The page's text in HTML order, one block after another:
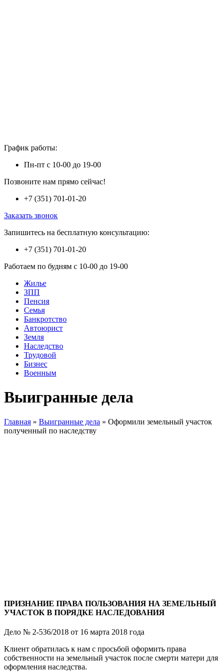
График работы:
Пн-пт с 10-00 до 19-00
Позвоните нам прямо сейчас!
+7 (351) 701-01-20
Заказать звонок
Запишитесь на бесплатную консультацию:
+7 (351) 701-01-20
Работаем по будням с 10-00 до 19-00
Жилье
ЗПП
Пенсия
Семья
Банкротство
Автоюрист
Земля
Наследство
Трудовой
Бизнес
Военным
Выигранные дела
Главная » Выигранные дела » Оформили земельный участок
полученный по наследству
ПРИЗНАНИЕ ПРАВА ПОЛЬЗОВАНИЯ НА ЗЕМЕЛЬНЫЙ
УЧАСТОК В ПОРЯДКЕ НАСЛЕДОВАНИЯ
Дело № 2-536/2018 от 16 марта 2018 года
Клиент обратилась к нам с просьбой оформить права
собственности на земельный участок после смерти матери для
оформления наследства.